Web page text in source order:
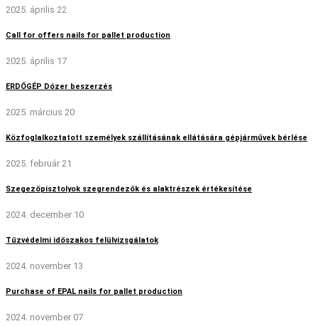
2025. április 22
Call for offers nails for pallet production
2025. április 17
ERDŐGÉP Dózer beszerzés
2025. március 20
Közfoglalkoztatott személyek szállításának ellátására gépjárművek bérlése
2025. február 21
Szegezőpisztolyok szegrendezők és alaktrészek értékesítése
2024. december 10
Tűzvédelmi időszakos felülvizsgálatok
2024. november 13
Purchase of EPAL nails for pallet production
2024. november 07